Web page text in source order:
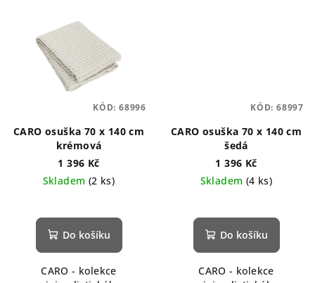
CARO osuška 70 x 140 cm
krémová
1 396 Kč
Skladem (2 ks)
Do košíku
CARO - kolekce
KÓD: 68996
CARO osuška 70 x 140 cm
šedá
1 396 Kč
Skladem (4 ks)
Do košíku
CARO - kolekce
KÓD: 68997